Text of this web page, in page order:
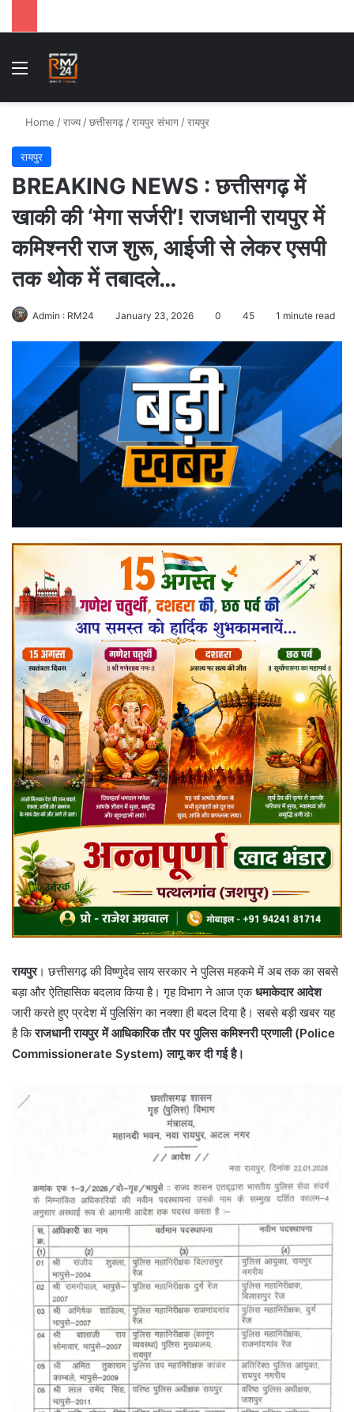
Menu
Home /राज्य /छत्तीसगढ़ /रायपुर संभाग /रायपुर
रायपुर
BREAKING NEWS : छत्तीसगढ़ में
खाकी की ‘मेगा सर्जरी’! राजधानी रायपुर में
कमिश्नरी राज शुरू, आईजी से लेकर एसपी
तक थोक में तबादले…
Admin : RM24 January 23, 2026 0 45 1 minute read
रायपुर। छत्तीसगढ़ की विष्णुदेव साय सरकार ने पुलिस महकमे में अब तक का सबसे
बड़ा और ऐतिहासिक बदलाव किया है। गृह विभाग ने आज एकधमाकेदार आदेश
जारी करते हुए प्रदेश में पुलिसिंग का नक्शा ही बदल दिया है। सबसे बड़ी खबर यह
है किराजधानी रायपुर में आधिकारिक तौर पर पुलिस कमिश्नरी प्रणाली (Police
Commissionerate System) लागू कर दी गई है।